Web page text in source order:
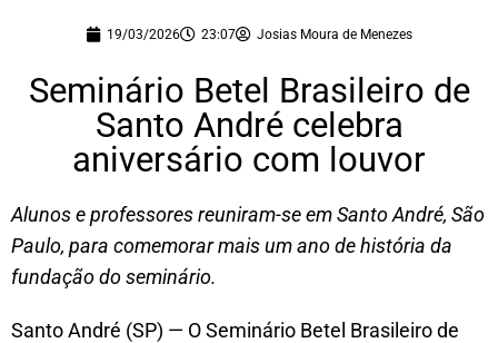
19/03/2026 23:07 Josias Moura de Menezes
Seminário Betel Brasileiro de
Santo André celebra
aniversário com louvor
Alunos e professores reuniram-se em Santo André, São
Paulo, para comemorar mais um ano de história da
fundação do seminário.
Santo André (SP) — O Seminário Betel Brasileiro de